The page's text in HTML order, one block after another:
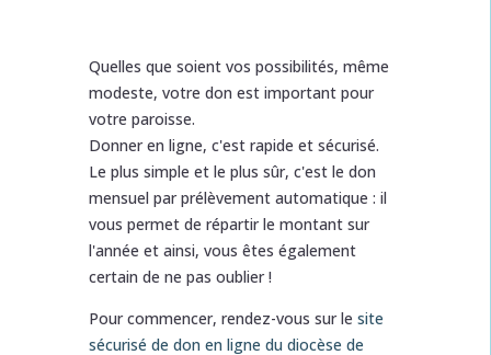
Quelles que soient vos possibilités, même
modeste, votre don est important pour
votre paroisse.
Donner en ligne, c'est rapide et sécurisé.
Le plus simple et le plus sûr, c'est le don
mensuel par prélèvement automatique : il
vous permet de répartir le montant sur
l'année et ainsi, vous êtes également
certain de ne pas oublier !
Pour commencer, rendez-vous sur le site
sécurisé de don en ligne du diocèse de